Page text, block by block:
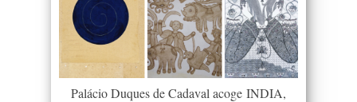
Palácio Duques de Cadaval acoge INDIA,